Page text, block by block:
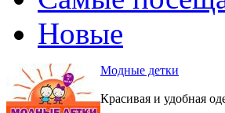
Новые
Модные детки
Красивая и удобная